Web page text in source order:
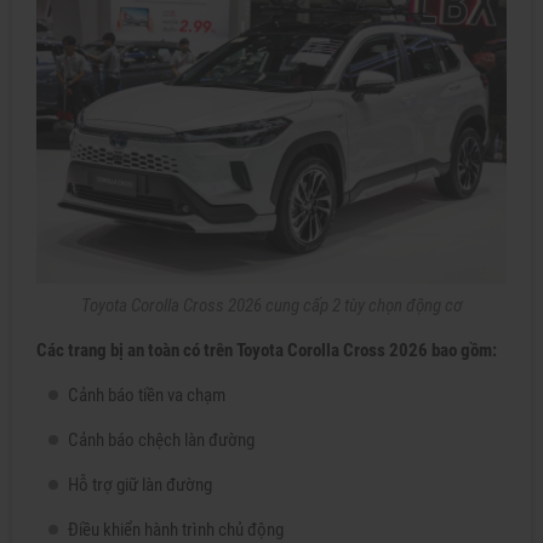
Các trang bị an toàn có trên Toyota Corolla Cross 2026 bao gồm:
Cảnh báo tiền va chạm
Cảnh báo chệch làn đường
Hỗ trợ giữ làn đường
Điều khiển hành trình chủ động